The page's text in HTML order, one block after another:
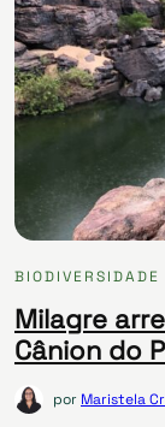
BIODIVERSIDADE
Milagre
Cânion do
por Maristela